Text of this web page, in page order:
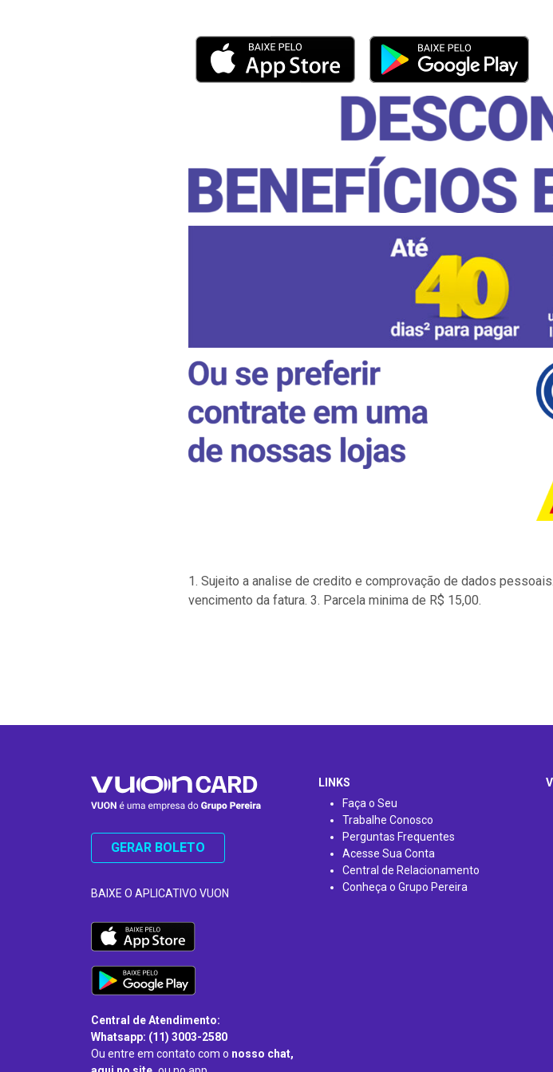
1. Sujeito a analise de credito e comprovação de dados
vencimento da fatura. 3. Parcela minima de R$ 15,00.
GERAR BOLETO
BAIXE O APLICATIVO VUON
Central de Atendimento:
Whatsapp: (11) 3003-2580
Ou entre em contato com o nosso chat,
LINKS
Faça o Seu
Trabalhe Conosco
Perguntas Frequentes
Acesse Sua Conta
Central de Relacionamento
Conheça o Grupo Pereira